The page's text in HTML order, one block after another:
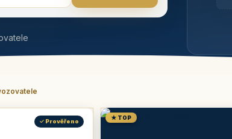
✓ Prověřeno
★ TOP